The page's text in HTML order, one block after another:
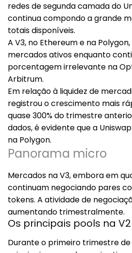
redes de segunda camada do
continua compondo a grande
totais disponíveis.
A V3, no Ethereum e na Polygon,
mercados ativos enquanto
porcentagem irrelevante na
Arbitrum.
Em relação à liquidez de
registrou o crescimento mais
quase 300% do trimestre
dados, é evidente que a
na Polygon.
Panorama micro
Mercados na V3, embora em
continuam negociando pares
tokens. A atividade de
aumentando trimestralmente.
Os principais pools na V2
Durante o primeiro trimestre de